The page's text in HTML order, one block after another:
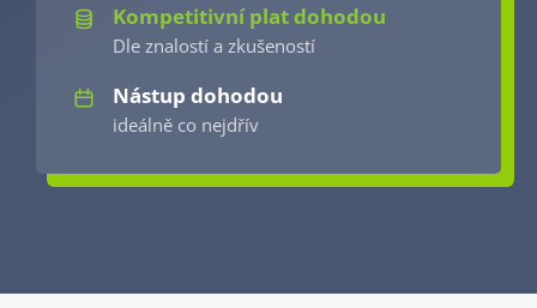
Kompetitivní plat dohodou
Dle znalostí a zkušeností
Nástup dohodou
ideálně co nejdřív